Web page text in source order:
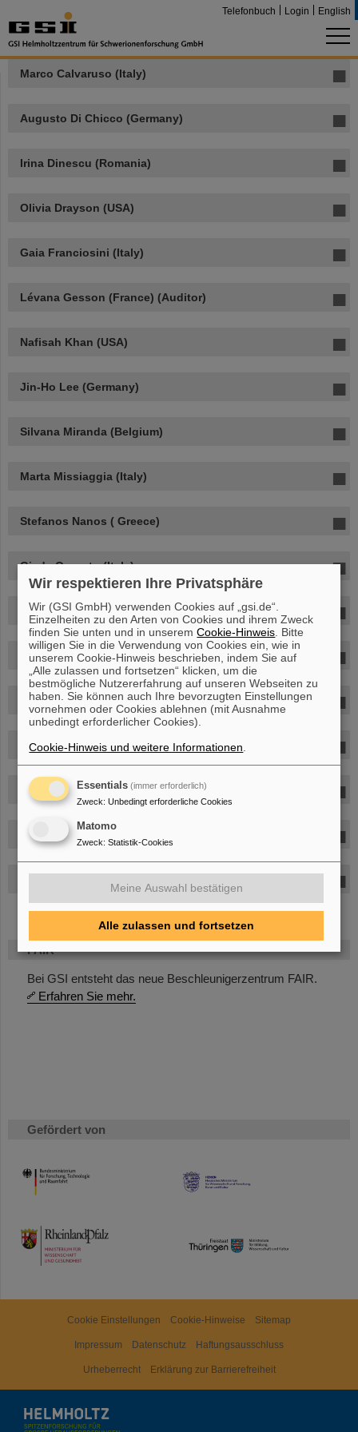
Telefonbuch Login English
FAIR
Bei GSI entsteht das neue Beschleunigerzentrum FAIR.
Erfahren Sie mehr.
Gefördert von
HMWK
TMWWDG
Marco Calvaruso (Italy)
Augusto Di Chicco (Germany)
Irina Dinescu (Romania)
Olivia Drayson (USA)
Gaia Franciosini (Italy)
Lévana Gesson (France) (Auditor)
Nafisah Khan (USA)
Jin-Ho Lee (Germany)
Silvana Miranda (Belgium)
Marta Missiaggia (Italy)
Stefanos Nanos ( Greece)
Giada Onorato (Italy)
Mona Plettenberg (Germany)
Axel Rosendahl Huber (Spain)
Esther Schickel (Germany) (Auditor)
Laura Schwan (Germany) (Auditor)
Vasily Sorokin (UK)
Edward Taylor (UK)
Cookie Einstellungen Cookie-Hinweise Sitemap
Impressum Datenschutz Haftungsausschluss
Urheberrecht Erklärung zur Barrierefreiheit
Wir respektieren Ihre Privatsphäre
Wir (GSI GmbH) verwenden Cookies auf „gsi.de“.
Einzelheiten zu den Arten von Cookies und ihrem Zweck
finden Sie unten und in unseremCookie-Hinweis . Bitte
willigen Sie in die Verwendung von Cookies ein, wie in
unserem Cookie-Hinweis beschrieben, indem Sie auf
„Alle zulassen und fortsetzen“ klicken, um die
bestmögliche Nutzererfahrung auf unseren Webseiten zu
haben. Sie können auch Ihre bevorzugten Einstellungen
vornehmen oder Cookies ablehnen (mit Ausnahme
unbedingt erforderlicher Cookies).
Cookie-Hinweis und weitere Informationen
Essentials (immer erforderlich)
Zweck: Unbedingt erforderliche Cookies
Matomo
Zweck: Statistik-Cookies
Meine Auswahl bestätigen
Alle zulassen und fortsetzen